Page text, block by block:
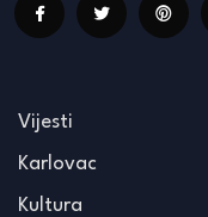
Vijesti
Karlovac
Kultura